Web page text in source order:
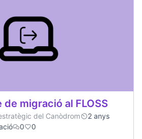
migració al FLOSS
del Canòdrom
2 anys
0 0